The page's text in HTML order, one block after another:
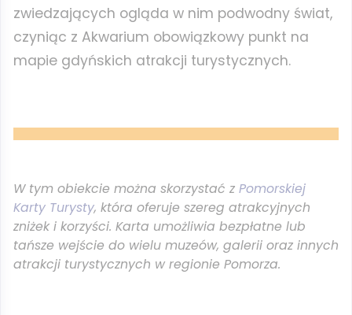
zwiedzających ogląda w nim podwodny świat,
czyniąc z Akwarium obowiązkowy punkt na
mapie gdyńskich atrakcji turystycznych.
W tym obiekcie można skorzystać z Pomorskiej
Karty Turysty, która oferuje szereg atrakcyjnych
zniżek i korzyści. Karta umożliwia bezpłatne lub
tańsze wejście do wielu muzeów, galerii oraz innych
atrakcji turystycznych w regionie Pomorza.